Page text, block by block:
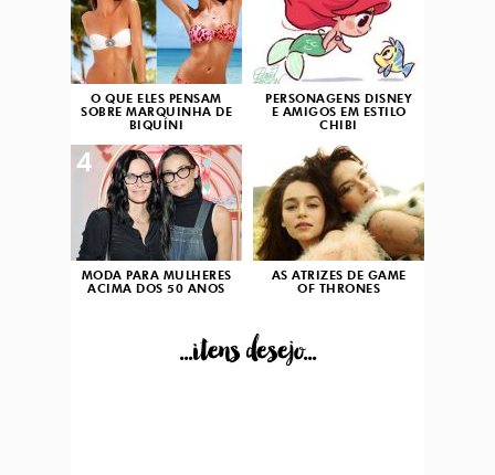
O QUE ELES PENSAM
SOBRE MARQUINHA DE
BIQUÍNI
PERSONAGENS DISNEY
E AMIGOS EM ESTILO
CHIBI
MODA PARA MULHERES
ACIMA DOS 50 ANOS
4
AS ATRIZES DE GAME
OF THRONES
...itens desejo...